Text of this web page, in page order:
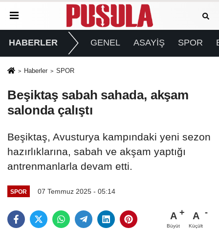
HABERLER GENEL ASAYİŞ SPOR
Haberler SPOR
Beşiktaş sabah sahada, akşam
salonda çalıştı
Beşiktaş, Avusturya kampındaki yeni sezon
hazırlıklarına, sabah ve akşam yaptığı
antrenmanlarla devam etti.
SPOR 07 Temmuz 2025 - 05:14
A
Büyüt
A
Küçült